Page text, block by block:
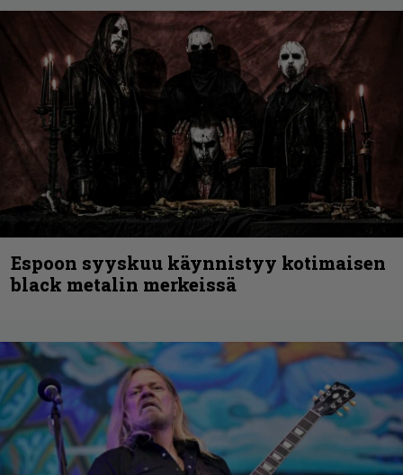
Espoon syyskuu käynnistyy kotimaisen
black metalin merkeissä